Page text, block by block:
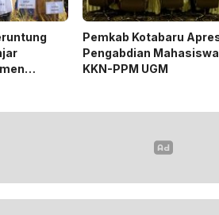
Pemkab Kotabaru
Pengabdian Mahasiswa
KKN-PPM UGM